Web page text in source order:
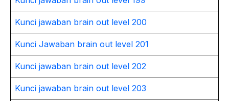
Kunci jawaban brain out level 200
Kunci Jawaban brain out level 201
Kunci jawaban brain out level 202
Kunci jawaban brain out level 203